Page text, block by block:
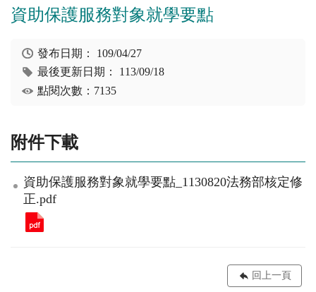
資助保護服務對象就學要點
發布日期： 109/04/27
最後更新日期： 113/09/18
點閱次數：7135
附件下載
資助保護服務對象就學要點_1130820法務部核定修
正.pdf
回上一頁